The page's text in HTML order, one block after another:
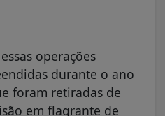
operações
durante o ano
foram retiradas de
em flagrante de